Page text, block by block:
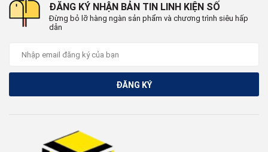
ĐĂNG KÝ NHẬN BẢN TIN LINH KIỆN SỐ
Đừng bỏ lỡ hàng ngàn sản phẩm và chương trình siêu hấp
dẫn
ĐĂNG KÝ